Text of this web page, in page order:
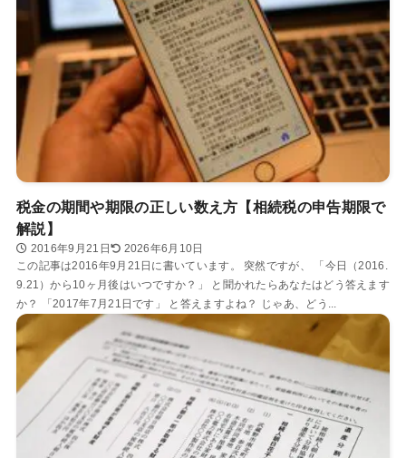
税金の期間や期限の正しい数え方【相続税の申告期限で
解説】
2016年9月21日
2026年6月10日
この記事は2016年9月21日に書いています。 突然ですが、 「今日（2016.
9.21）から10ヶ月後はいつですか？」 と聞かれたらあなたはどう答えます
か？ 「2017年7月21日です」 と答えますよね？ じゃあ、どう...